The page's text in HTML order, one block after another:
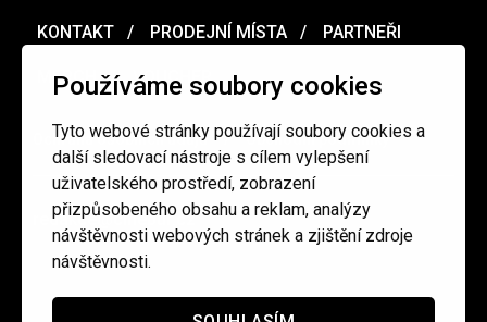
Používáme soubory cookies
Tyto webové stránky používají soubory cookies a
další sledovací nástroje s cílem vylepšení
uživatelského prostředí, zobrazení
přizpůsobeného obsahu a reklam, analýzy
návštěvnosti webových stránek a zjištění zdroje
návštěvnosti.
KONTAKT PRODEJNÍ MÍSTA PARTNEŘI
MERCH VOUCHER
Ochrana osobních údajů / Obchodní podmínky
redakce@cinepur.cz